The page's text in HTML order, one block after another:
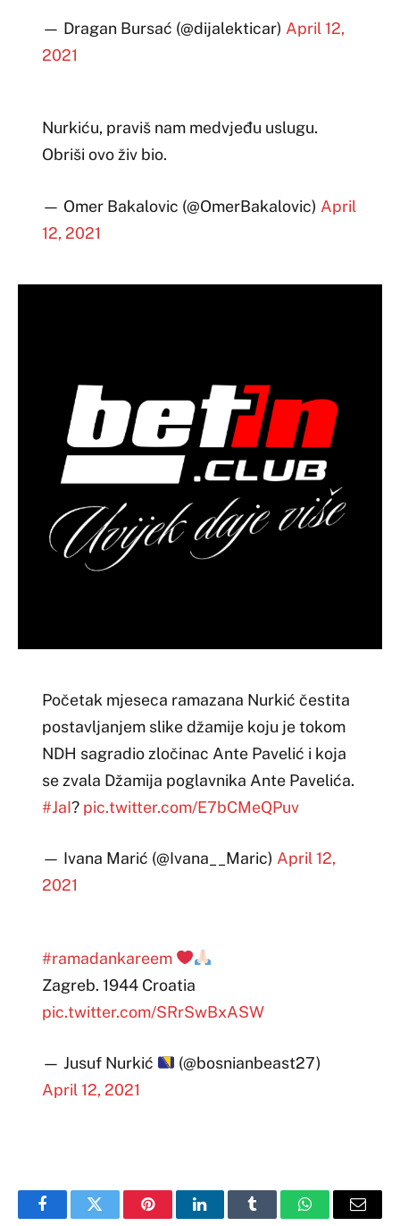
— Dragan Bursać (@dijalekticar) April 12,
2021
Nurkiću, praviš nam medvjeđu uslugu.
Obriši ovo živ bio.
— Omer Bakalovic (@OmerBakalovic) April
12, 2021
Početak mjeseca ramazana Nurkić čestita
postavljanjem slike džamije koju je tokom
NDH sagradio zločinac Ante Pavelić i koja
se zvala Džamija poglavnika Ante Pavelića.
#JaI? pic.twitter.com/E7bCMeQPuv
— Ivana Marić (@Ivana__Maric) April 12,
2021
#ramadankareem
Zagreb. 1944 Croatia
pic.twitter.com/SRrSwBxASW
— Jusuf Nurkić
(@bosnianbeast27)
April 12, 2021
FacebookTwitter PinterestLinkedInTumblr WhatsAppEmail